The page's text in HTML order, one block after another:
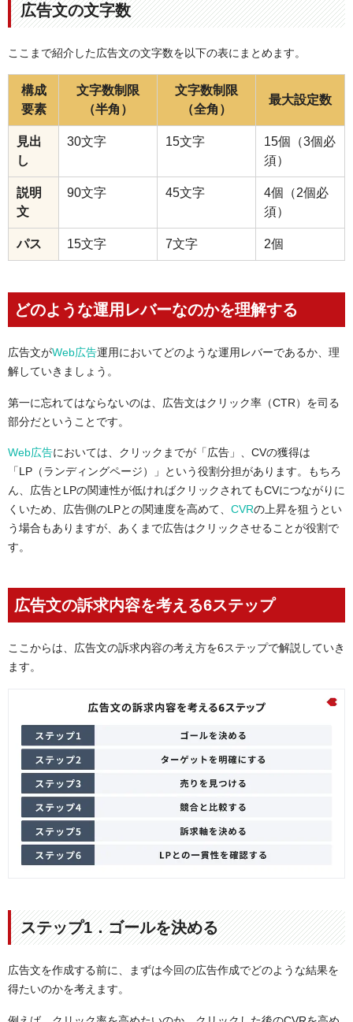
広告文の文字数
ここまで紹介した広告文の文字数を以下の表にまとめます。
構成
要素
文字数制限
（半角）
文字数制限
（全角）
最大設定数
見出
し
30文字 15文字
15個（3個必
須）
説明
文
90文字 45文字
4個（2個必
須）
パス 15文字 7文字 2個
どのような運用レバーなのかを理解する
広告文がWeb広告運用においてどのような運用レバーであるか、理
解していきましょう。
第一に忘れてはならないのは、広告文はクリック率（CTR）を司る
部分だということです。
Web広告においては、クリックまでが「広告」、CVの獲得は
「LP（ランディングページ）」という役割分担があります。もちろ
ん、広告とLPの関連性が低ければクリックされてもCVにつながりに
くいため、広告側のLPとの関連度を高めて、 CVRの上昇を狙うとい
う場合もありますが、あくまで広告はクリックさせることが役割で
す。
広告文の訴求内容を考える6ステップ
ここからは、広告文の訴求内容の考え方を6ステップで解説していき
ます。
ステップ1．ゴールを決める
広告文を作成する前に、まずは今回の広告作成でどのような結果を
得たいのかを考えます。